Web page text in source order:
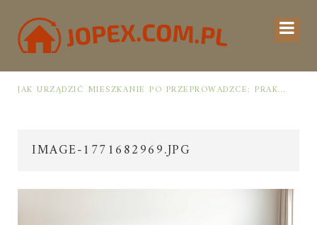
JAK URZĄDZIĆ MIESZKANIE PO PRZEPROWADZCE: PRAKTYCZNY PLAN OD ROZPAKOWANIA DO PRZYTULNEJ PRZESTRZENI
IMAGE-1771682969.JPG